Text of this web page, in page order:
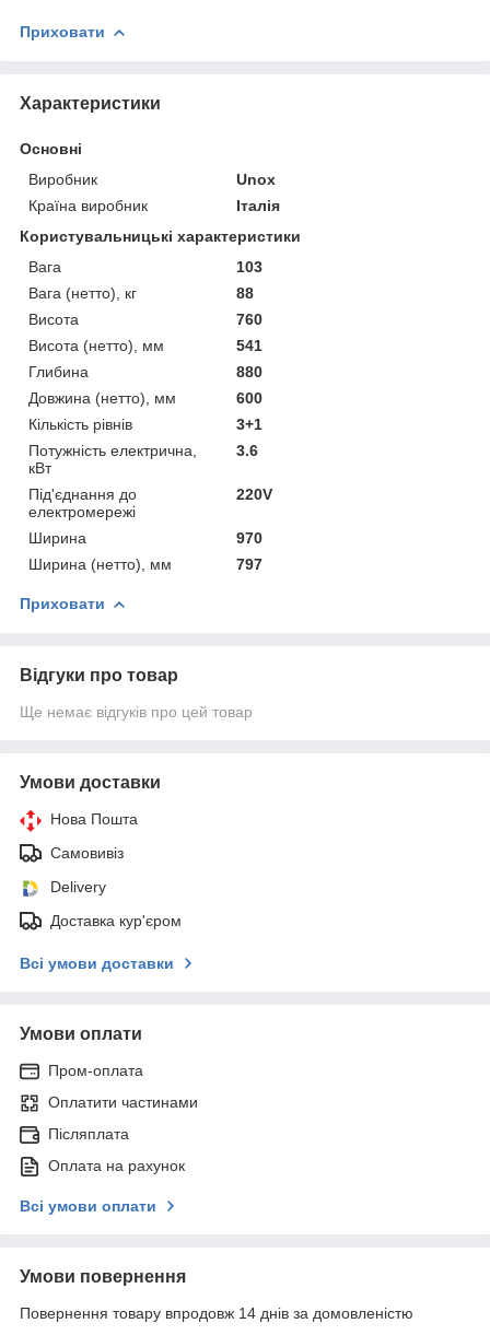
Приховати
Характеристики
Основні
Виробник
Unox
Країна виробник
Італія
Користувальницькі характеристики
Вага
103
Вага (нетто), кг
88
Висота
760
Висота (нетто), мм
541
Глибина
880
Довжина (нетто), мм
600
Кількість рівнів
3+1
Потужність електрична,
кВт
3.6
Під'єднання до
електромережі
220V
Ширина
970
Ширина (нетто), мм
797
Приховати
Відгуки про товар
Ще немає відгуків про цей товар
Умови доставки
Нова Пошта
Самовивіз
Delivery
Доставка кур'єром
Всі умови доставки
Умови оплати
Пром-оплата
Оплатити частинами
Післяплата
Оплата на рахунок
Всі умови оплати
Умови повернення
Повернення товару впродовж 14 днів за домовленістю